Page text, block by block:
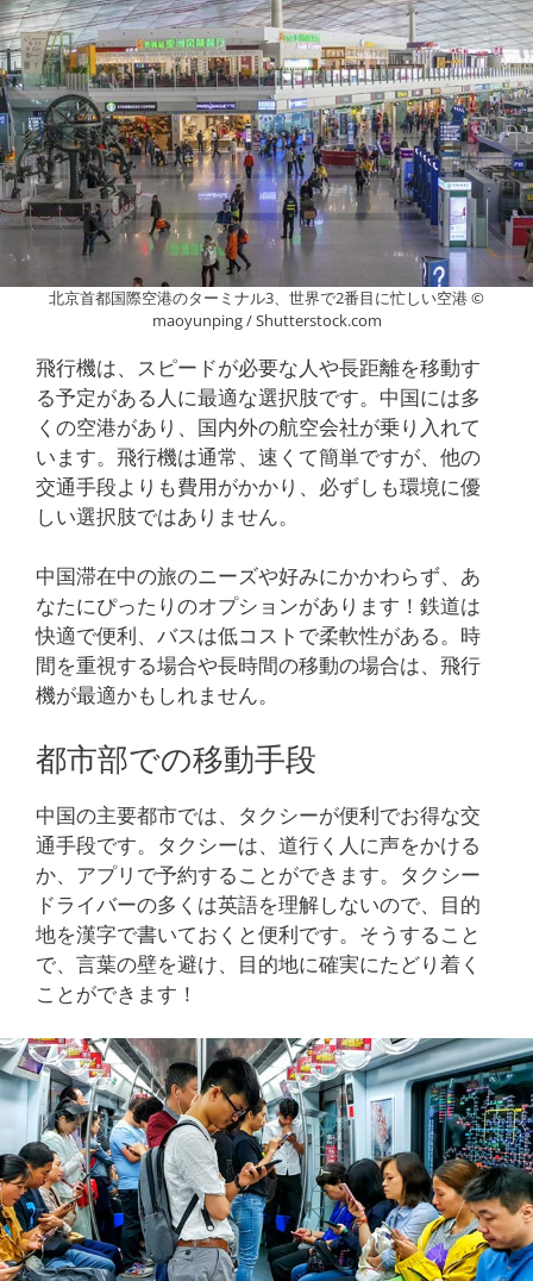
北京首都国際空港のターミナル3、世界で2番目に忙しい空港 ©
maoyunping / Shutterstock.com
飛行機は、スピードが必要な人や長距離を移動す
る予定がある人に最適な選択肢です。中国には多
くの空港があり、国内外の航空会社が乗り入れて
います。飛行機は通常、速くて簡単ですが、他の
交通手段よりも費用がかかり、必ずしも環境に優
しい選択肢ではありません。
中国滞在中の旅のニーズや好みにかかわらず、あ
なたにぴったりのオプションがあります！鉄道は
快適で便利、バスは低コストで柔軟性がある。時
間を重視する場合や長時間の移動の場合は、飛行
機が最適かもしれません。
都市部での移動手段
中国の主要都市では、タクシーが便利でお得な交
通手段です。タクシーは、道行く人に声をかける
か、アプリで予約することができます。タクシー
ドライバーの多くは英語を理解しないので、目的
地を漢字で書いておくと便利です。そうすること
で、言葉の壁を避け、目的地に確実にたどり着く
ことができます！